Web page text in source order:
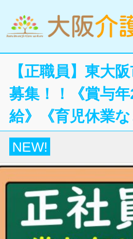
【正職員】東大
募集！！《賞与
給》《育児休業
NEW!